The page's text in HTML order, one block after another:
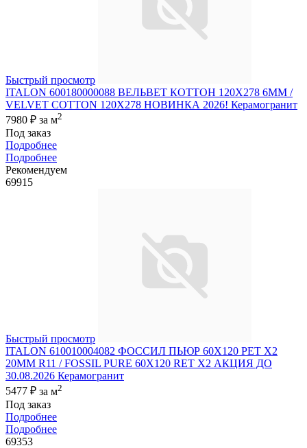
Быстрый просмотр
ITALON 600180000088 ВЕЛЬВЕТ КОТТОН 120X278 6ММ /
VELVET COTTON 120X278 НОВИНКА 2026! Керамогранит
7980 ₽ за м2
Под заказ
Подробнее
Подробнее
Рекомендуем
69915
Быстрый просмотр
ITALON 610010004082 ФОССИЛ ПЬЮР 60X120 РЕТ Х2
20MM R11 / FOSSIL PURE 60X120 RET X2 АКЦИЯ ДО
30.08.2026 Керамогранит
5477 ₽ за м2
Под заказ
Подробнее
Подробнее
69353